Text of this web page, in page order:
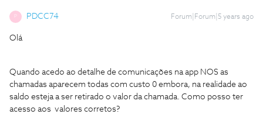
PDCC74 Forum|Forum|5 years ago
Olá
Quando acedo ao detalhe de comunicações na app NOS as
chamadas aparecem todas com custo 0 embora, na realidade ao
saldo esteja a ser retirado o valor da chamada. Como posso ter
acesso aos valores corretos?